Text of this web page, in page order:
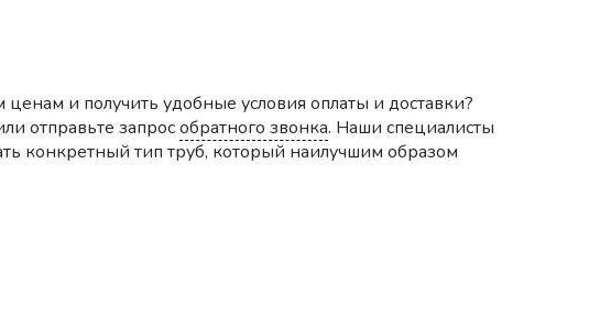
и получить удобные условия оплаты и доставки?
отправьте запрособратного звонка. Наши специалисты
конкретный тип труб, который наилучшим образом